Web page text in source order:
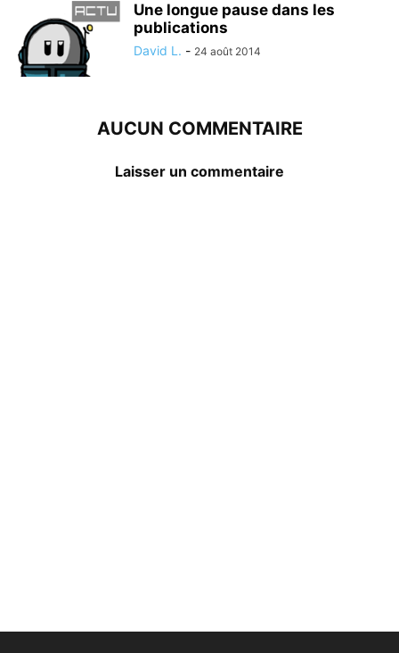
Une longue pause dans les
publications
David L. - 24 août 2014
AUCUN COMMENTAIRE
Laisser un commentaire